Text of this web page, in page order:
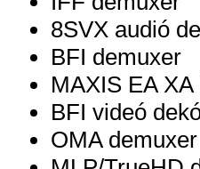
8SVX audió
BFI demuxer
MAXIS EA
BFI videó
OMA demuxer